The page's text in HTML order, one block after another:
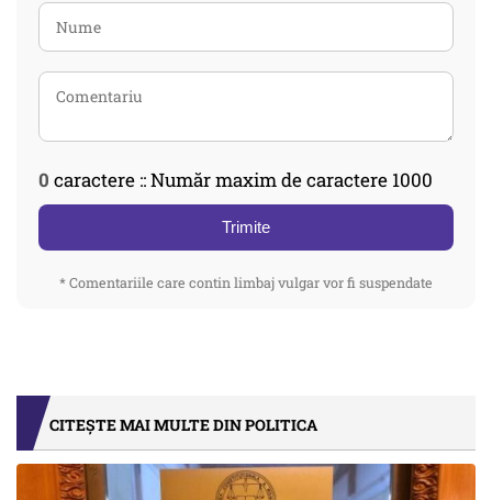
0 caractere :: Număr maxim de caractere 1000
Trimite
* Comentariile care contin limbaj vulgar vor fi suspendate
CITEȘTE MAI MULTE DIN POLITICA